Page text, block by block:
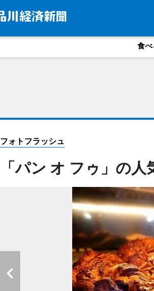
食べ
フォトフラッシュ
「パン オ フゥ」の人